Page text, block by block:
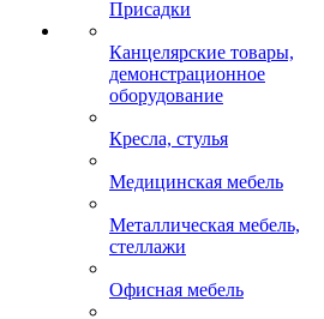
Присадки
Канцелярские товары,
демонстрационное
оборудование
Кресла, стулья
Медицинская мебель
Металлическая мебель,
стеллажи
Офисная мебель